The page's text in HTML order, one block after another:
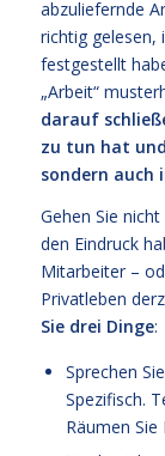
abzuliefernde
richtig gelesen,
festgestellt
„Arbeit“
darauf
zu tun hat
sondern auch
Gehen Sie
den Eindruck
Mitarbeiter –
Privatleben
Sie drei Dinge:
Sprechen
Spezifisch.
Räumen